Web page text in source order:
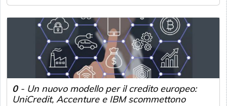
0- Un nuovo modello per il credito europeo:
UniCredit, Accenture e IBM scommettono